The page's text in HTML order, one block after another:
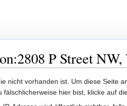
P Street
nicht vorhanden ist. Um diese Seite
fälschlicherweise hier bist, klicke auf